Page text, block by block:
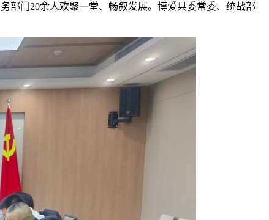
部门20余人欢聚一堂、畅叙发展。博爱县委常委、统战部